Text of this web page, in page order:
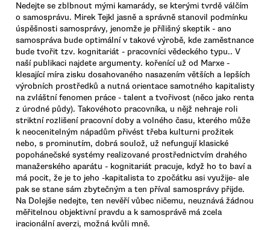
Nedejte se zblbnout mými kamarády, se kterými tvrdě válčím
o samosprávu. Mirek Tejkl jasně a správně stanovil podmínku
úspěšnosti samosprávy, jenomže je přílišný skeptik - ano
samospráva bude optimální v takové výrobě, kde zaměstnance
bude tvořit tzv. kognitariát - pracovníci vědeckého typu.. V
naší publikaci najdete argumenty. kořenící už od Marxe -
klesající míra zisku dosahovaného nasazením větších a lepších
výrobních prostředků a nutná orientace samotného kapitalisty
na zvláštní fenomen práce - talent a tvořivost (něco jako renta
z úrodné půdy). Takovéhoto pracovníka, u nějž nehraje roli
striktní rozlišení pracovní doby a volného času, kterého může
k neocenitelným nápadům přivést třeba kulturni prožitek
nebo, s prominutím, dobrá soulož, už nefungují klasické
popohánečské systémy realizované prostřednictvím drahého
manažerského aparátu - kognitariát pracuje, když ho to baví a
má pocit, že je to jeho -kapitalista to zpočátku asi využije- ale
pak se stane sám zbytečným a ten příval samosprávy přijde.
Na Dolejše nedejte, ten nevěří vůbec ničemu, neuznává žádnou
měřitelnou objektivní pravdu a k samosprávě má zcela
iracionální averzi, možná kvůli mně.